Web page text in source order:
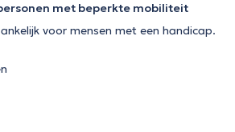
met beperkte mobiliteit
voor mensen met een handicap.